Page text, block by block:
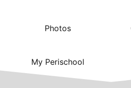
Photos
My Perischool